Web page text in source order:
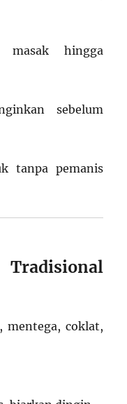
masak hingga
sebelum
tanpa pemanis
mentega, coklat,